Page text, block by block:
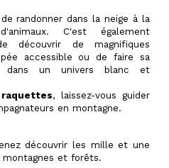
randonner dans la neige à la
C'est également
découvrir de magnifiques
accessible ou de faire sa
un univers blanc et
, laissez-vous guider
en montagne.
découvrir les mille et une
et forêts.